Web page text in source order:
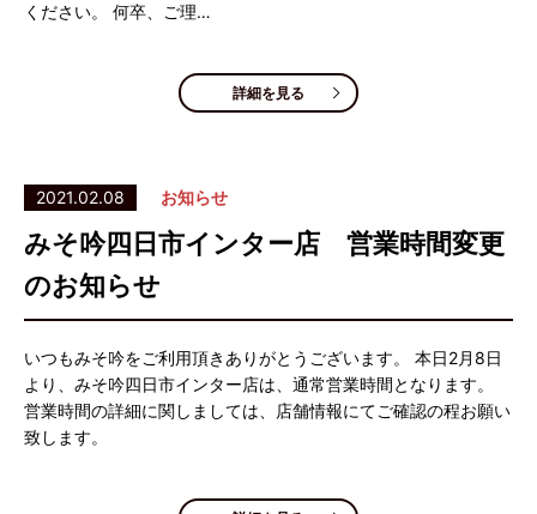
ください。 何卒、ご理…
詳細を見る
2021.02.08 お知らせ
みそ吟四日市インター店 営業時間変更
のお知らせ
いつもみそ吟をご利用頂きありがとうございます。 本日2月8日
より、みそ吟四日市インター店は、通常営業時間となります。
営業時間の詳細に関しましては、店舗情報にてご確認の程お願い
致します。